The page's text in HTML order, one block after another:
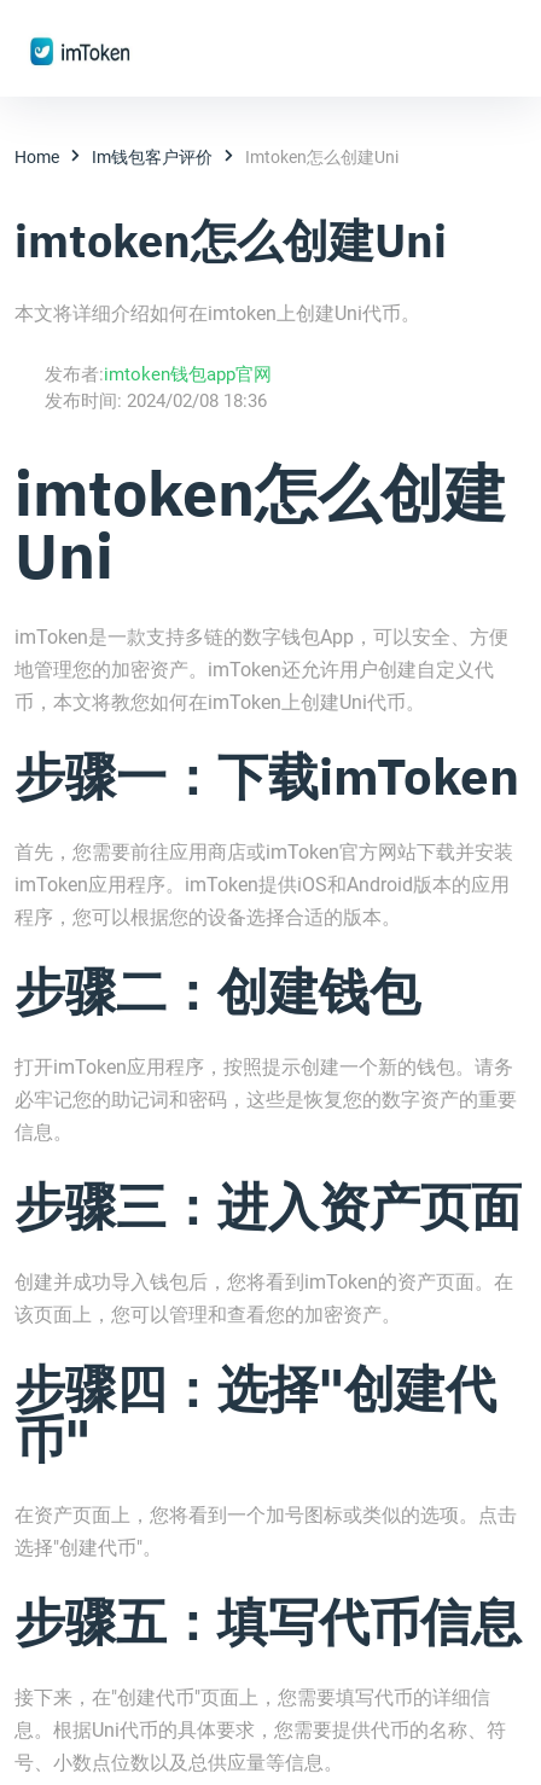
Home Im钱包客户评价 Imtoken怎么创建Uni
imtoken怎么创建Uni
本文将详细介绍如何在imtoken上创建Uni代币。
发布者:imtoken钱包app官网
发布时间: 2024/02/08 18:36
imtoken怎么创建
Uni
imToken是一款支持多链的数字钱包App，可以安全、方便
地管理您的加密资产。imToken还允许用户创建自定义代
币，本文将教您如何在imToken上创建Uni代币。
步骤一：下载imToken
首先，您需要前往应用商店或imToken官方网站下载并安装
imToken应用程序。imToken提供iOS和Android版本的应用
程序，您可以根据您的设备选择合适的版本。
步骤二：创建钱包
打开imToken应用程序，按照提示创建一个新的钱包。请务
必牢记您的助记词和密码，这些是恢复您的数字资产的重要
信息。
步骤三：进入资产页面
创建并成功导入钱包后，您将看到imToken的资产页面。在
该页面上，您可以管理和查看您的加密资产。
步骤四：选择"创建代
币"
在资产页面上，您将看到一个加号图标或类似的选项。点击
选择"创建代币"。
步骤五：填写代币信息
接下来，在"创建代币"页面上，您需要填写代币的详细信
息。根据Uni代币的具体要求，您需要提供代币的名称、符
号、小数点位数以及总供应量等信息。